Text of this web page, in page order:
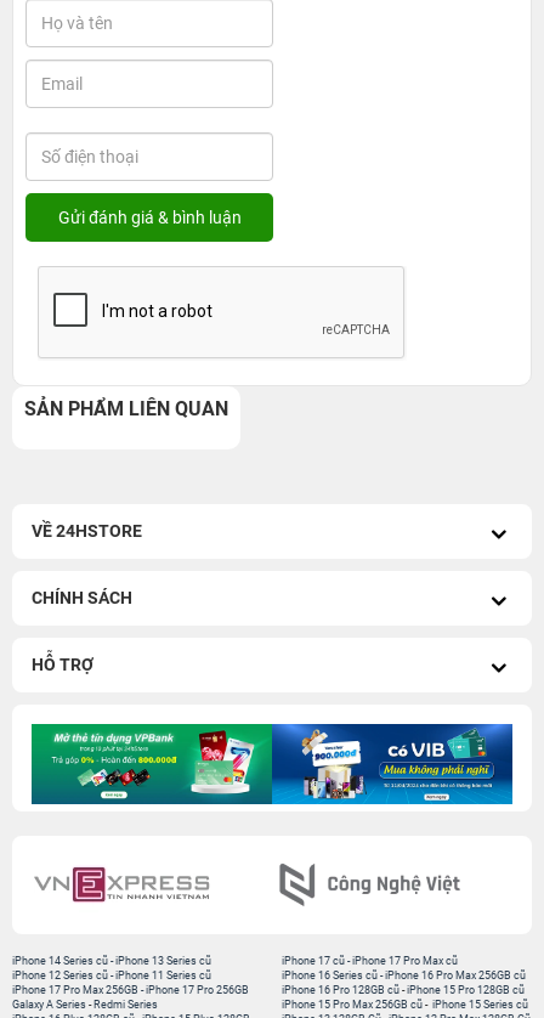
SẢN PHẨM LIÊN QUAN
VỀ 24HSTORE
CHÍNH SÁCH
HỖ TRỢ
iPhone 14 Series cũ -iPhone 13 Series cũ
iPhone 12 Series cũ -iPhone 11 Series cũ
iPhone 17 Pro Max 256GB -iPhone 17 Pro 256GB
Galaxy A Series - Redmi Series
iPhone 17 cũ-iPhone 17 Pro Max cũ
iPhone 16 Series cũ- iPhone 16 Pro Max 256GB cũ
iPhone 16 Pro 128GB cũ-iPhone 15 Pro 128GB cũ
iPhone 15 Pro Max 256GB cũ- iPhone 15 Series cũ